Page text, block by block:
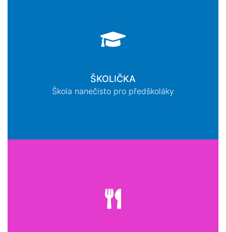
ŠKOLIČKA
Škola nanečisto pro předškoláky